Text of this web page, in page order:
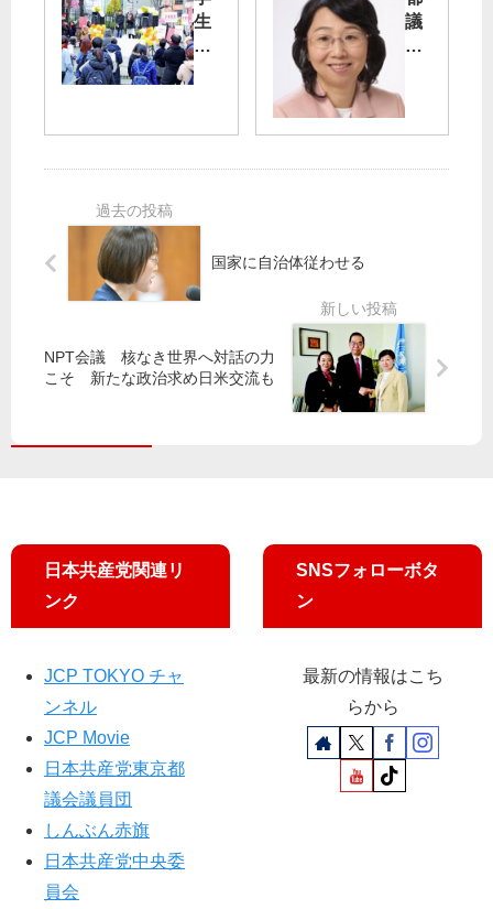
別
・
排
絶
に
ま
根
拠
な
／
費
本
氏
が
批
判
生
グ
宿
頭
「
お
い
議
会
齢
福
国家に自治体従わせる
NPT会議 核なき世界へ対話の力
こそ 新たな政治求め日米交流も
日本共産党関連リ
ンク
JCP TOKYO チャ
ンネル
JCP Movie
日本共産党東京都
議会議員団
しんぶん赤旗
日本共産党中央委
員会
SNSフォローボタ
ン
最新の情報はこち
らから